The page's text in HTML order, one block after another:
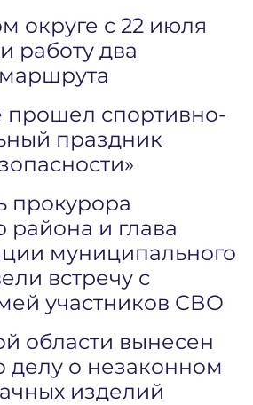
округе с 22 июля
работу два
прошел спортивно-
праздник
прокурора
района и глава
муниципального
встречу с
участников СВО
области вынесен
делу о незаконном
изделий